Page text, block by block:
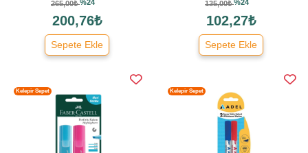
265,00₺%24
200,76₺
Sepete Ekle
135,00₺%24
102,27₺
Sepete Ekle
Kelepir Sepet Kelepir Sepet